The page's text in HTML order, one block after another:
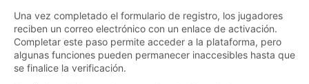
Una vez completado el formulario de registro, los jugadores
reciben un correo electrónico con un enlace de activación.
Completar este paso permite acceder a la plataforma, pero
algunas funciones pueden permanecer inaccesibles hasta que
se finalice la verificación.